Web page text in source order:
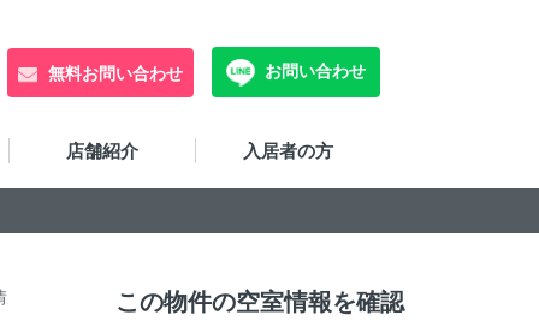
無料お問い合わせ お問い合わせ
店舗紹介 入居者の方
この物件の空室情報を確認